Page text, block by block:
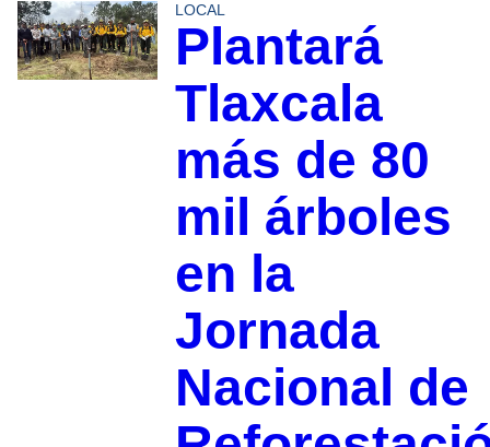
LOCAL
Plantará
Tlaxcala
más de 80
mil árboles
en la
Jornada
Nacional de